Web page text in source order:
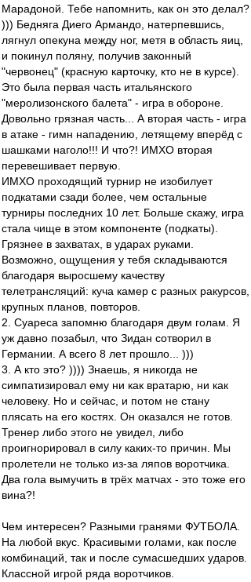
Марадоной. Тебе напомнить, как он это делал?
))) Бедняга Диего Армандо, натерпевшись,
лягнул опекуна между ног, метя в область яиц,
и покинул поляну, получив законный
"червонец" (красную карточку, кто не в курсе).
Это была первая часть итальянского
"меролизонского балета" - игра в обороне.
Довольно грязная часть... А вторая часть - игра
в атаке - гимн нападению, летящему вперёд с
шашками наголо!!! И что?! ИМХО вторая
перевешивает первую.
ИМХО проходящий турнир не изобилует
подкатами сзади более, чем остальные
турниры последних 10 лет. Больше скажу, игра
стала чище в этом компоненте (подкаты).
Грязнее в захватах, в ударах руками.
Возможно, ощущения у тебя складываются
благодаря выросшему качеству
телетрансляций: куча камер с разных ракурсов,
крупных планов, повторов.
2. Суареса запомню благодаря двум голам. Я
уж давно позабыл, что Зидан сотворил в
Германии. А всего 8 лет прошло... )))
3. А кто это? )))) Знаешь, я никогда не
симпатизировал ему ни как вратарю, ни как
человеку. Но и сейчас, и потом не стану
плясать на его костях. Он оказался не готов.
Тренер либо этого не увидел, либо
проигнорировал в силу каких-то причин. Мы
пролетели не только из-за ляпов воротчика.
Два гола вымучить в трёх матчах - это тоже его
вина?!
Чем интересен? Разными гранями ФУТБОЛА.
На любой вкус. Красивыми голами, как после
комбинаций, так и после сумасшедших ударов.
Классной игрой ряда воротчиков.